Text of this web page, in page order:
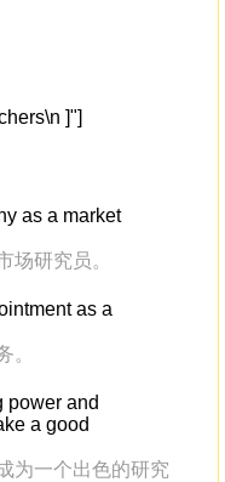
]"]
as a market
场研究员。
as a
。
power and
a good
为一个出色的研究